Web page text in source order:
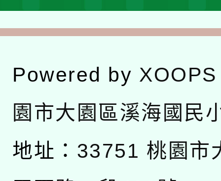
Powered by XOOPS
園市大園區溪海國民
地址： 33751 桃園市